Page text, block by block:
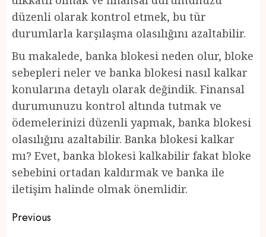
düzenli olarak kontrol etmek, bu tür
durumlarla karşılaşma olasılığını azaltabilir.
Bu makalede, banka blokesi neden olur, bloke
sebepleri neler ve banka blokesi nasıl kalkar
konularına detaylı olarak değindik. Finansal
durumunuzu kontrol altında tutmak ve
ödemelerinizi düzenli yapmak, banka blokesi
olasılığını azaltabilir. Banka blokesi kalkar
mı? Evet, banka blokesi kalkabilir fakat bloke
sebebini ortadan kaldırmak ve banka ile
iletişim halinde olmak önemlidir.
Post
Previous